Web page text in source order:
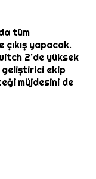
tüm
yapacak.
2’de yüksek
geliştirici ekip
müjdesini de